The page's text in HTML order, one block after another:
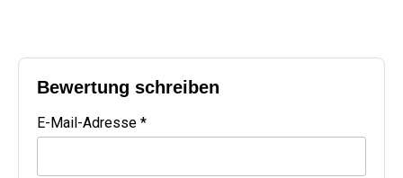
Bewertung schreiben
E-Mail-Adresse *